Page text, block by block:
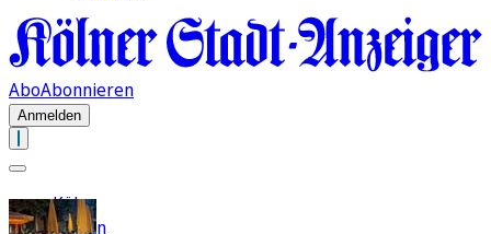
AboAbonnieren
Anmelden
Köln
Region